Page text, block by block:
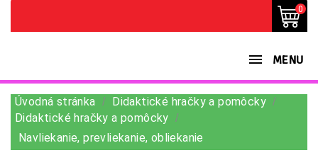
0
MENU
Úvodná stránka
Didaktické hračky a pomôcky
Didaktické hračky a pomôcky
Navliekanie, prevliekanie, obliekanie